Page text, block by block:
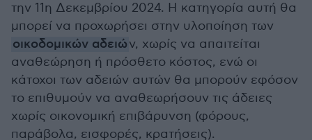
την 11η Δεκεμβρίου 2024. Η κατηγορία αυτή θα
μπορεί να προχωρήσει στην υλοποίηση των
οικοδομικών αδειών, χωρίς να απαιτείται
αναθεώρηση ή πρόσθετο κόστος, ενώ οι
κάτοχοι των αδειών αυτών θα μπορούν εφόσον
το επιθυμούν να αναθεωρήσουν τις άδειες
χωρίς οικονομική επιβάρυνση (φόρους,
παράβολα, εισφορές, κρατήσεις).